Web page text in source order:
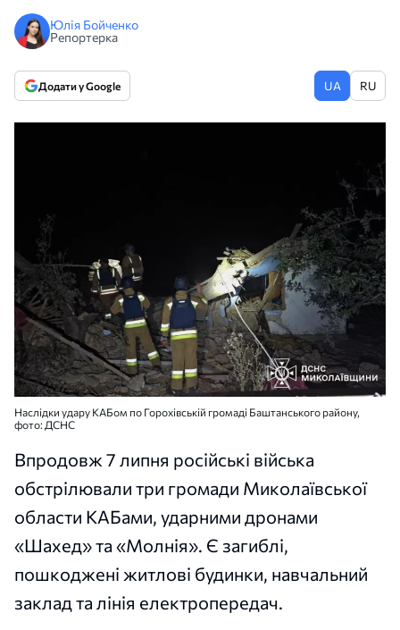
Юлія Бойченко
Репортерка
Додати у Google UA RU
Наслідки удару КАБом по Горохівській громаді Баштанського району,
фото: ДСНС
Впродовж 7 липня російські війська
обстрілювали три громади Миколаївської
области КАБами, ударними дронами
«Шахед» та «Молнія». Є загиблі,
пошкоджені житлові будинки, навчальний
заклад та лінія електропередач.